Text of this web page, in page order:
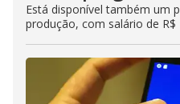
Está disponível também um
produção, com salário de R$